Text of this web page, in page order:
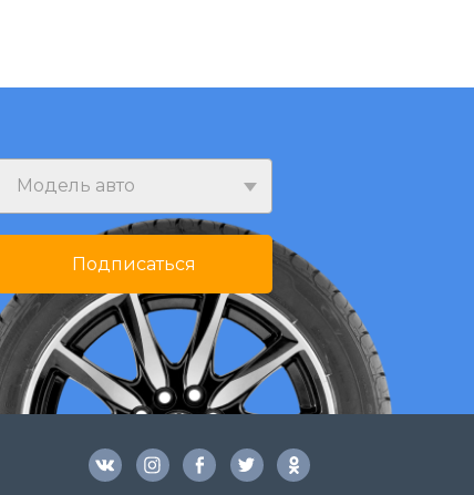
Модель авто
Подписаться